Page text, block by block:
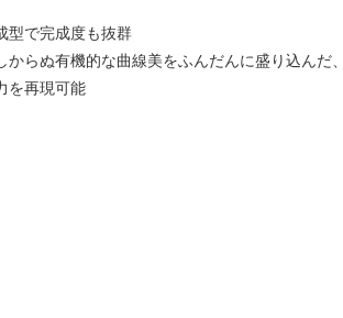
型で完成度も抜群
らぬ有機的な曲線美をふんだんに盛り込んだ
を再現可能